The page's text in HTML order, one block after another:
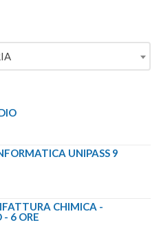
UNIPASS 9
CHIMICA -
6 ORE